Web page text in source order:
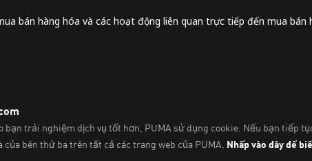
bán hàng hóa và các hoạt động liên quan trực tiếp đến mua bán
Minh, Việt Nam
Hệ